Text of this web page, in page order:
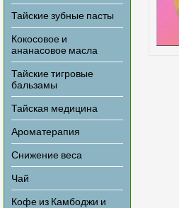
Тайские зубные пасты
Кокосовое и
ананасовое масла
Тайские тигровые
бальзамы
Тайская медицина
Ароматерапия
Снижение веса
Чай
Кофе из Камбоджи и